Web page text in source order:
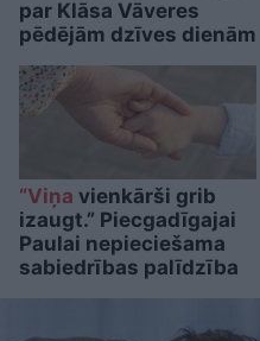
par Klāsa Vāveres
pēdējām dzīves dienām
“Viņa vienkārši grib
izaugt.” Piecgadīgajai
Paulai nepieciešama
sabiedrības palīdzība